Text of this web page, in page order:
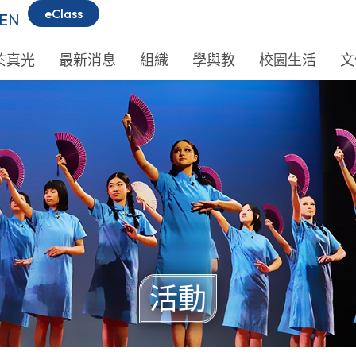
eClass
真光 最新消息 組織 學與教 校園生活
活動